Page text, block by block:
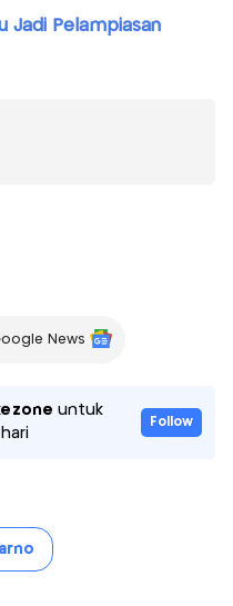
Jadi Pelampiasan
News
untuk
Follow